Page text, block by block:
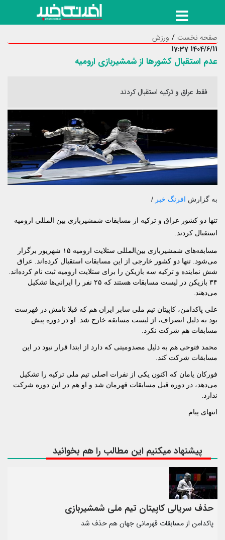
صفحه نخست
ورزش
1404/6/11 17:37
عدم استقبال کشورها از شمشیربازی ارومیه
فقط عراق و ترکیه استقبال کردند
به گزارش افرنگ خبر /
تنها دو کشور عراق و ترکیه از مسابقات شمشیربازی بین المللی ارومیه
استقبال کردند.
مسابقه‌های شمشیربازی بین‌المللی ستلایت ارومیه ۱۵ شهریور برگزار
می‌شود. تنها دو کشور خارجی از این مسابقات استقبال کرده‌اند. عراق
شش نماینده و ترکیه سه بازیکن را برای ستلایت ارومیه ثبت نام کرده‌اند.
۳۴ بازیکن در لیست مسابقات هستند که ۲۵ نفر را ایرانی‌ها تشکیل
می‌دهند.
علی پاکدامن، کاپیتان تیم ملی سابر ایران هم که قبلا نامش در فهرست
بود به دلیل انصراف، از لیست مسابقه خارج شد. او در دوره پیش
مسابقات هم شرکت نکرد.
محمد فتوحی هم به دلیل مصدومیتی که دارد از ابتدا قرار نبود در این
مسابقات شرکت کند.
فورکان یامان که اکنون یکی از نفرات اصلی تیم ملی ترکیه را تشکیل
می‌دهد، در دوره قبل مسابقات قهرمان شد و او هم در این دوره شرکت
ندارد.
انتهای پیام
پیشنهاد میکنیم این مطالب را هم بخوانید
حذف سریالی کاپیتان تیم ملی شمشیربازی
پاکدامن از مسابقات قهرمانی جهان هم حذف شد